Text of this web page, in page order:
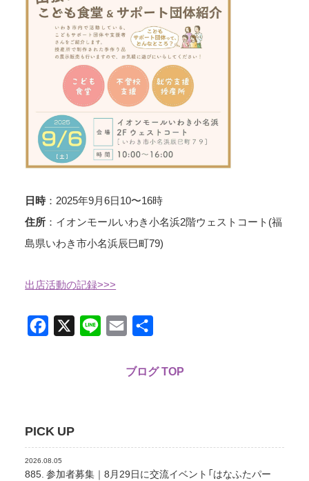
日時：2025年9月6日10〜16時
住所 ：イオンモールいわき小名浜2階ウェストコート(福
島県いわき市小名浜辰巳町79)
出店活動の記録>>>
Facebook
X Line Email
ブログ TOP
PICK UP
2026.08.05
885. 参加者募集｜8月29日に交流イベント「はなふたパー